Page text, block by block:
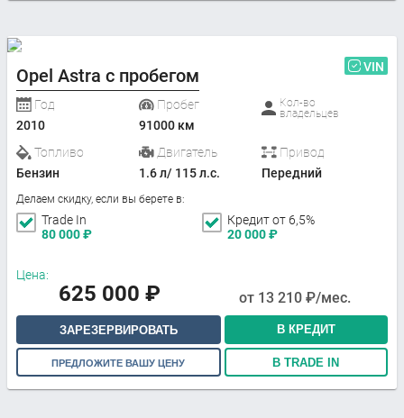
Opel Astra с пробегом VIN
Год
2010
Пробег
91000 км
Кол-во
владельцев
Топливо
Бензин
Двигатель
1.6 л/ 115 л.с.
Привод
Передний
Делаем скидку, если вы берете в:
Trade In
80 000₽
Кредит от 6,5%
20 000₽
Цена:
625 000 ₽ от 13 210 ₽/мес.
ЗАРЕЗЕРВИРОВАТЬ В КРЕДИТ
ПРЕДЛОЖИТЕ ВАШУ ЦЕНУ В TRADE IN